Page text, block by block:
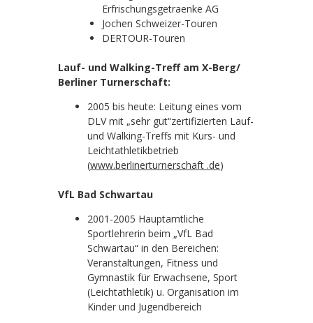
Erfrischungsgetraenke AG
Jochen Schweizer-Touren
DERTOUR-Touren
Lauf- und Walking-Treff am X-Berg/
Berliner Turnerschaft:
2005 bis heute: Leitung eines vom
DLV mit „sehr gut“zertifizierten Lauf-
und Walking-Treffs mit Kurs- und
Leichtathletikbetrieb
(www.berlinerturnerschaft .de)
VfL Bad Schwartau
2001-2005 Hauptamtliche
Sportlehrerin beim „VfL Bad
Schwartau“ in den Bereichen:
Veranstaltungen, Fitness und
Gymnastik für Erwachsene, Sport
(Leichtathletik) u. Organisation im
Kinder und Jugendbereich